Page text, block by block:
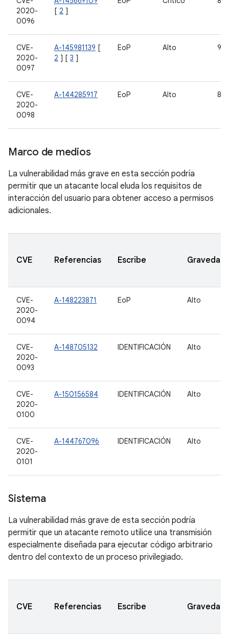
2020-
0096
[ 2 ]
CVE-
2020-
0097
A-145981139 [
2 ] [ 3 ]
EoP Alto 9,
CVE-
2020-
0098
A-144285917 EoP Alto
Marco de medios
La vulnerabilidad más grave en esta sección podría
permitir que un atacante local eluda los requisitos de
interacción del usuario para obtener acceso a permisos
adicionales.
CVE Referencias Escribe Gravedad
CVE-
2020-
0094
A-148223871 EoP Alto
CVE-
2020-
0093
A-148705132 IDENTIFICACIÓN Alto
CVE-
2020-
0100
A-150156584 IDENTIFICACIÓN Alto
CVE-
2020-
0101
A-144767096 IDENTIFICACIÓN Alto
Sistema
La vulnerabilidad más grave de esta sección podría
permitir que un atacante remoto utilice una transmisión
especialmente diseñada para ejecutar código arbitrario
dentro del contexto de un proceso privilegiado.
CVE Referencias Escribe Gravedad